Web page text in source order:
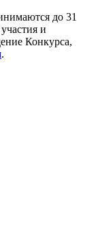
до 31
и
Конкурса,
.